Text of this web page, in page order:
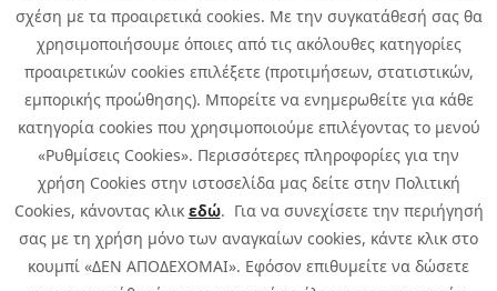
σχέση με τα προαιρετικά cookies. Με την συγκατάθεσή σας θα
χρησιμοποιήσουμε όποιες από τις ακόλουθες κατηγορίες
προαιρετικών cookies επιλέξετε (προτιμήσεων, στατιστικών,
εμπορικής προώθησης). Μπορείτε να ενημερωθείτε για κάθε
κατηγορία cookies που χρησιμοποιούμε επιλέγοντας το μενού
«Ρυθμίσεις Cookies». Περισσότερες πληροφορίες για την
χρήση Cookies στην ιστοσελίδα μας δείτε στην Πολιτική
Cookies, κάνοντας κλικ εδώ. Για να συνεχίσετε την περιήγησή
σας με τη χρήση μόνο των αναγκαίων cookies, κάντε κλικ στο
κουμπί «ΔΕΝ ΑΠΟΔΕΧΟΜΑΙ». Εφόσον επιθυμείτε να δώσετε